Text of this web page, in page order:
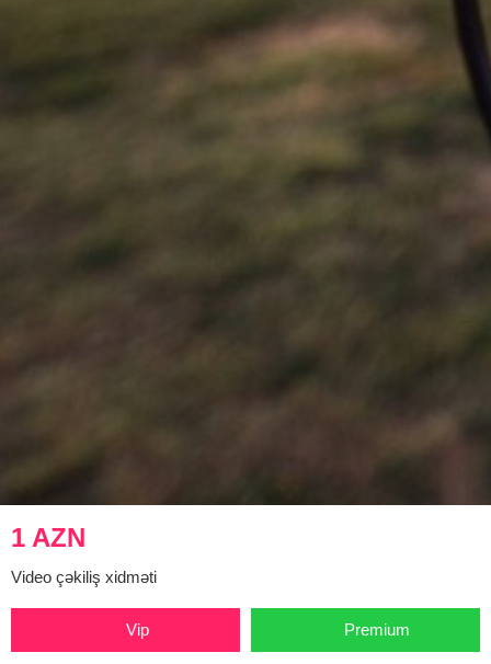
1 AZN
Video çəkiliş xidməti
Vip Premium